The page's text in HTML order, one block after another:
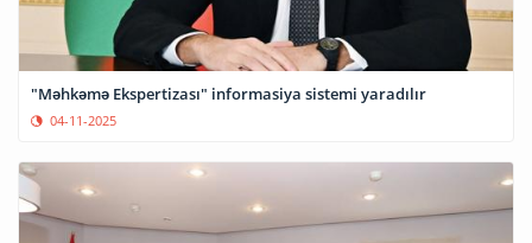
"Məhkəmə Ekspertizası" informasiya sistemi yaradılır
04-11-2025